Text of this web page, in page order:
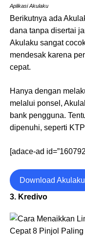
Aplikasi Akulaku
Berikutnya ada
dana tanpa disertai
Akulaku sangat
mendesak karena
cepat.
Hanya dengan
melalui ponsel,
bank pengguna.
dipenuhi, seperti
[adace-ad
Download Akulaku
3. Kredivo